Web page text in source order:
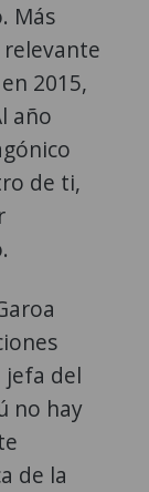
Más
2015,
año
de ti,
jefa del
no hay
de la